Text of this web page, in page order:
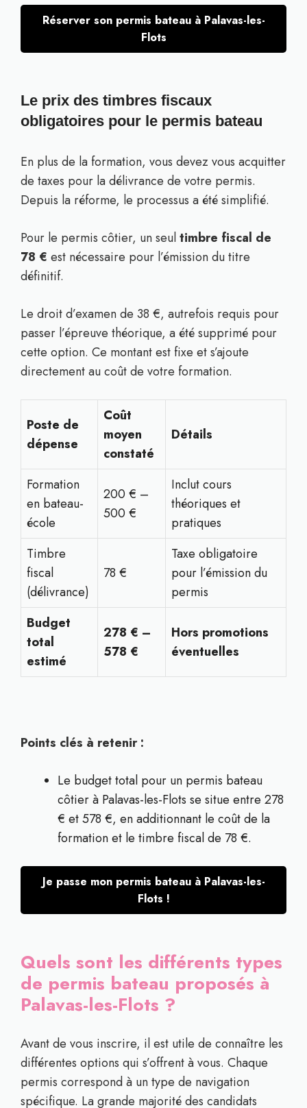
Réserver son permis bateau à Palavas-les-
Flots
Le prix des timbres fiscaux
obligatoires pour le permis bateau
En plus de la formation, vous devez vous acquitter
de taxes pour la délivrance de votre permis.
Depuis la réforme, le processus a été simplifié.
Pour le permis côtier, un seultimbre fiscal de
78 € est nécessaire pour l’émission du titre
définitif.
Le droit d’examen de 38 €, autrefois requis pour
passer l’épreuve théorique, a été supprimé pour
cette option. Ce montant est fixe et s’ajoute
directement au coût de votre formation.
Poste de
dépense
Coût
moyen
constaté
Détails
Formation
en bateau-
école
200 € –
500 €
Inclut cours
théoriques et
pratiques
Timbre
fiscal
(délivrance)
78 €
Taxe obligatoire
pour l’émission du
permis
Budget
total
estimé
278 € –
578 €
Hors promotions
éventuelles
Points clés à retenir :
Le budget total pour un permis bateau
côtier à Palavas-les-Flots se situe entre 278
€ et 578 €, en additionnant le coût de la
formation et le timbre fiscal de 78 €.
Je passe mon permis bateau à Palavas-les-
Flots !
Quels sont les différents types
de permis bateau proposés à
Palavas-les-Flots ?
Avant de vous inscrire, il est utile de connaître les
différentes options qui s’offrent à vous. Chaque
permis correspond à un type de navigation
spécifique. La grande majorité des candidats